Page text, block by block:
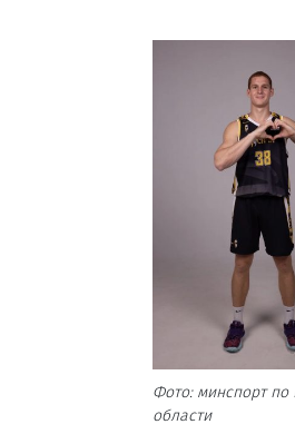
Фото: минспорт по
области